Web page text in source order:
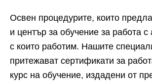
Освен процедурите, които
и център за обучение за работа с
с които работим. Нашите
притежават сертификати за
курс на обучение, издадени от